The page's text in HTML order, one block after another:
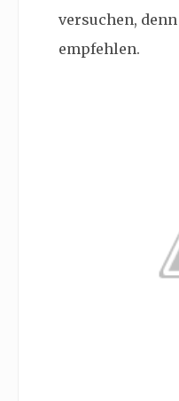
versuchen,
empfehlen.